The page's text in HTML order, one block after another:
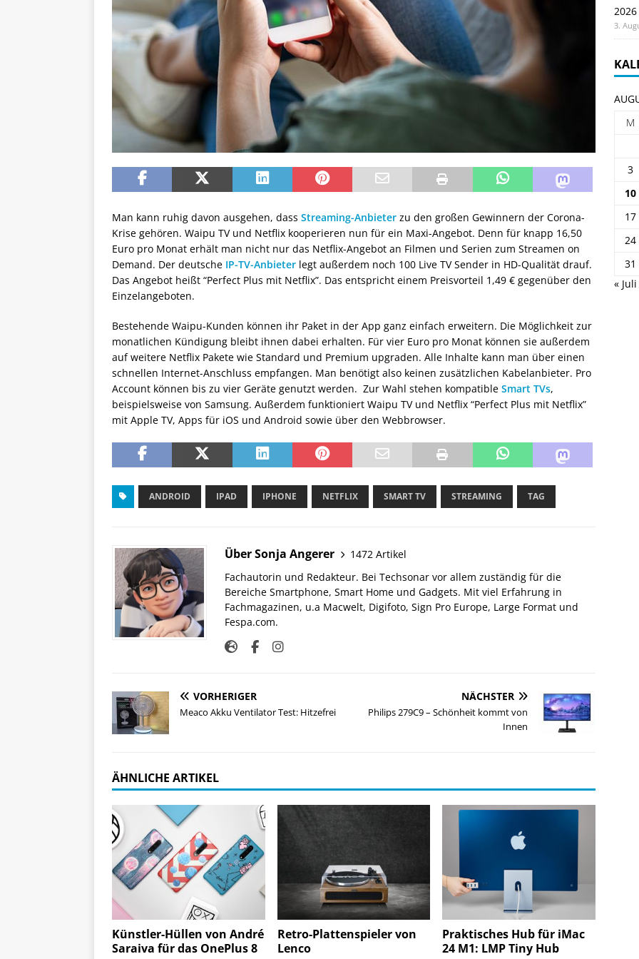
Man kann ruhig davon ausgehen, dass Streaming-Anbieter zu den großen Gewinnern der Corona-
Krise gehören. Waipu TV und Netflix kooperieren nun für ein Maxi-Angebot. Denn für knapp 16,50
Euro pro Monat erhält man nicht nur das Netflix-Angebot an Filmen und Serien zum Streamen on
Demand. Der deutsche IP-TV-Anbieter legt außerdem noch 100 Live TV Sender in HD-Qualität drauf.
Das Angebot heißt “Perfect Plus mit Netflix”. Das entspricht einem Preisvorteil 1,49 € gegenüber den
Einzelangeboten.
Bestehende Waipu-Kunden können ihr Paket in der App ganz einfach erweitern. Die Möglichkeit zur
monatlichen Kündigung bleibt ihnen dabei erhalten. Für vier Euro pro Monat können sie außerdem
auf weitere Netflix Pakete wie Standard und Premium upgraden. Alle Inhalte kann man über einen
schnellen Internet-Anschluss empfangen. Man benötigt also keinen zusätzlichen Kabelanbieter. Pro
Account können bis zu vier Geräte genutzt werden. Zur Wahl stehen kompatible Smart TVs,
beispielsweise von Samsung. Außerdem funktioniert Waipu TV und Netflix “Perfect Plus mit Netflix”
mit Apple TV, Apps für iOS und Android sowie über den Webbrowser.
ANDROID IPAD IPHONE NETFLIX SMART TV STREAMING TAG
Über Sonja Angerer
1472 Artikel
Fachautorin und Redakteur. Bei Techsonar vor allem zuständig für die
Bereiche Smartphone, Smart Home und Gadgets. Mit viel Erfahrung in
Fachmagazinen, u.a Macwelt, Digifoto, Sign Pro Europe, Large Format und
Fespa.com.
VORHERIGER
Meaco Akku Ventilator Test: Hitzefrei
NÄCHSTER
Philips 279C9 – Schönheit kommt von
Innen
ÄHNLICHE ARTIKEL
Künstler-Hüllen von André
Saraiva für das OnePlus 8
Retro-Plattenspieler von
Lenco
Praktisches Hub für iMac
24 M1: LMP Tiny Hub
2026
3.
M
3
10
17
24
31
« Juli